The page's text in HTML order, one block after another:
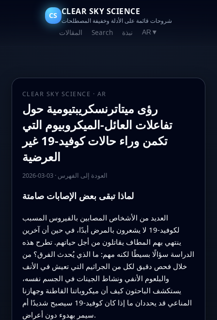
CS CLEAR SKY SCIENCE
شروحات قائمة على الأدلة وخفيفة المصطلحات
المقالات Search نبذة AR ▼
CLEAR SKY SCIENCE · AR
رؤى ميتاترنسكريبتيومية حول
تفاعلات العائل-الميكروبيوم التي
تكمن وراء حالات كوفيد-19 غير
العرضية
2026-03-03· العودة إلى الفهرس
لماذا تبقى بعض الإصابات صامتة
العديد من الأشخاص المصابين بالفيروس المسبب
لكوفيد-19 لا يشعرون بالمرض أبدًا، في حين أن آخرين
ينتهي بهم المطاف يقاتلون من أجل حياتهم. تطرح هذه
الدراسة سؤالًا بسيطًا لكنه مهم: ما الذي يُحدث الفرق؟ من
خلال فحص دقيق لكل من الجراثيم التي تعيش في الأنف
والبلعوم الأنفي ونشاط الجينات في الجسم نفسه،
يستكشف الباحثون كيف أن ميكروباتنا القاطنة وجهازنا
المناعي قد يحددان ما إذا كان كوفيد-19 سيصبح شديدًا أم
سيمر بهدوء دون أعراض.